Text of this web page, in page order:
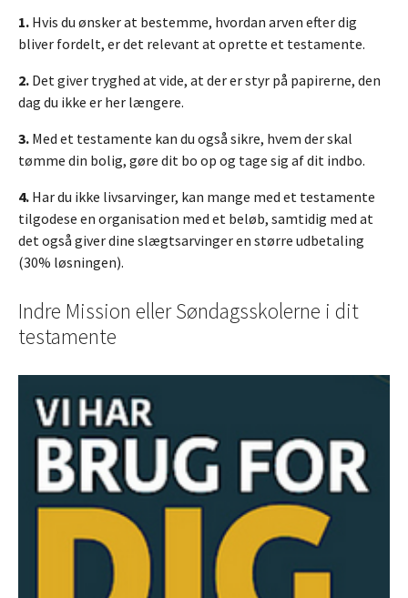
1. Hvis du ønsker at bestemme, hvordan arven efter dig
bliver fordelt, er det relevant at oprette et testamente.
2. Det giver tryghed at vide, at der er styr på papirerne, den
dag du ikke er her længere.
3. Med et testamente kan du også sikre, hvem der skal
tømme din bolig, gøre dit bo op og tage sig af dit indbo.
4. Har du ikke livsarvinger, kan mange med et testamente
tilgodese en organisation med et beløb, samtidig med at
det også giver dine slægtsarvinger en større udbetaling
(30% løsningen).
Indre Mission eller Søndagsskolerne i dit
testamente